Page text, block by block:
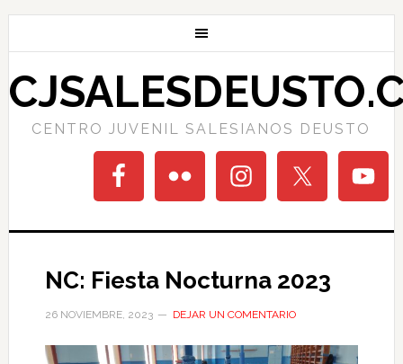
CENTRO JUVENIL SALESIANOS DEUSTO
NC: Fiesta Nocturna 2023
26 NOVIEMBRE, 2023 DEJAR UN COMENTARIO